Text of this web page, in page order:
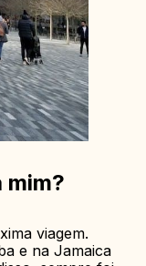
mim?
viagem.
e na Jamaica